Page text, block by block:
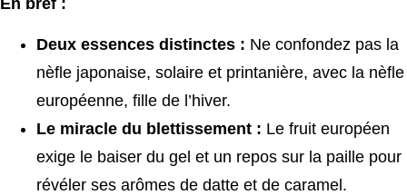
Deux essences distinctes : Ne confondez pas la
nèfle japonaise, solaire et printanière, avec la nèfle
européenne, fille de l’hiver.
Le miracle du blettissement : Le fruit européen
exige le baiser du gel et un repos sur la paille pour
révéler ses arômes de datte et de caramel.